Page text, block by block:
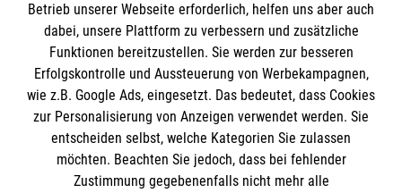
Informationen
Impressum
Datenschutz
Barrierefreiheit
Kontakt
Die Malteser
Malteser in Deutschland
Betrieb unserer Webseite erforderlich, helfen uns aber auch
dabei, unsere Plattform zu verbessern und zusätzliche
Funktionen bereitzustellen. Sie werden zur besseren
Erfolgskontrolle und Aussteuerung von Werbekampagnen,
wie z.B. Google Ads, eingesetzt. Das bedeutet, dass Cookies
zur Personalisierung von Anzeigen verwendet werden. Sie
entscheiden selbst, welche Kategorien Sie zulassen
möchten. Beachten Sie jedoch, dass bei fehlender
Zustimmung gegebenenfalls nicht mehr alle